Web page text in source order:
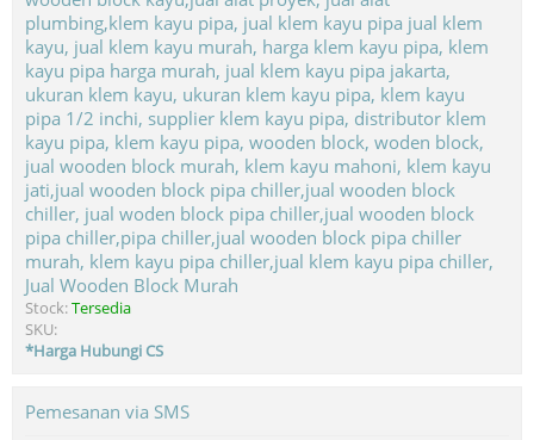
Jual Wooden Block Murah
Stock:Tersedia
SKU:
*Harga Hubungi CS
Pemesanan via SMS